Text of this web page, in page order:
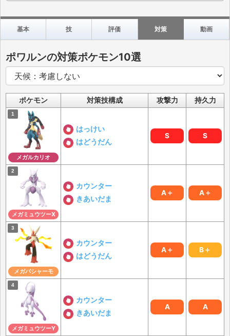
基本 技 評価 対策 動画
ポワルンの対策ポケモン10選
ポケモン 対策技構成 攻撃力 持久力
メガルカリオ
はっけい
はどうだん
S S
メガミュウツーX
カウンター
きあいだま
A＋ A＋
メガバシャーモ
カウンター
はどうだん
A＋ B＋
メガミュウツーY
カウンター
きあいだま
A A